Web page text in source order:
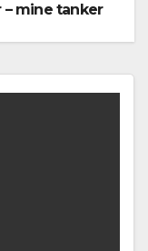
mine tanker